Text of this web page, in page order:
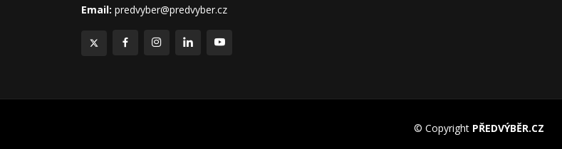
Email: predvyber@predvyber.cz
© Copyright PŘEDVÝBĚR.CZ